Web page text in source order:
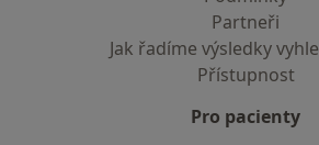
Partneři
Jak řadíme výsledky
Přístupnost
Pro pacienty